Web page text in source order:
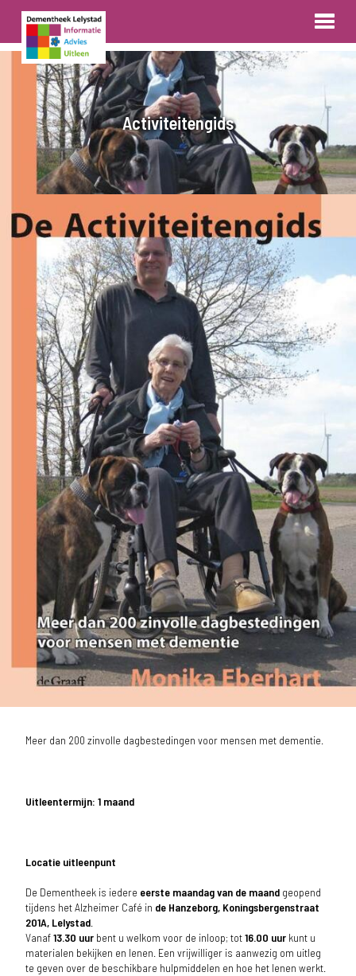
Activiteitengids
Meer dan 200 zinvolle dagbestedingen voor mensen met dementie.
Uitleentermijn: 1 maand
Locatie uitleenpunt
De Dementheek is iedere eerste maandag van de maand geopend
tijdens het Alzheimer Café in de Hanzeborg, Koningsbergenstraat
201A, Lelystad
Vanaf13.30 uur bent u welkom voor de inloop; tot16.00 uur kunt u
materialen bekijken en lenen. Een vrijwilliger is aanwezig om uitleg
te geven over de beschikbare hulpmiddelen en hoe het lenen werkt.